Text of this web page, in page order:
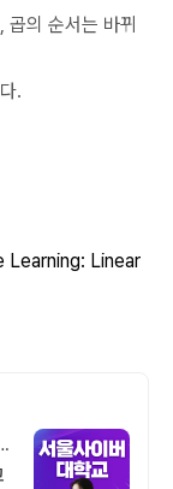
의 순서는 바뀌
.
Learning: Linear